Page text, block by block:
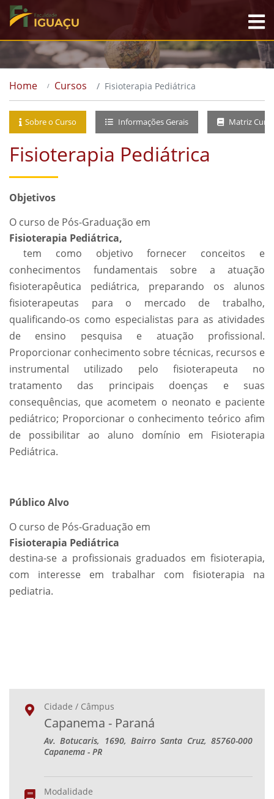
Home Cursos Fisioterapia Pediátrica
Sobre o Curso Informações Gerais Matriz
Fisioterapia Pediátrica
Objetivos
O curso de Pós-Graduação em
Fisioterapia Pediátrica,
tem como objetivo fornecer conceitos e
conhecimentos fundamentais sobre a atuação
fisioterapêutica pediátrica, preparando os alunos
fisioterapeutas para o mercado de trabalho,
qualificando-os como especialistas para as atividades
de ensino pesquisa e atuação profissional.
Proporcionar conhecimento sobre técnicas, recursos e
instrumental utilizado pelo fisioterapeuta no
tratamento das principais doenças e suas
consequências, que acometem o neonato e paciente
pediátrico; Proporcionar o conhecimento teórico afim
de possibilitar ao aluno domínio em Fisioterapia
Pediátrica.
Público Alvo
O curso de Pós-Graduação em
Fisioterapia Pediátrica
destina-se a profissionais graduados em fisioterapia,
com interesse em trabalhar com fisioterapia na
pediatria.
Cidade / Câmpus
Capanema - Paraná
Av. Botucaris, 1690, Bairro Santa Cruz, 85760-000
Capanema - PR
Modalidade